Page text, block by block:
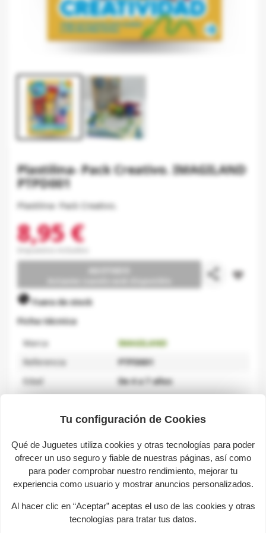
Plastilina- Pack Creativo. IMAGILAND
PTPD001
Plastilina- Pack Creativo.
8,95 €
share
favorite_border
Fuera de stock
Ficha técnica
Marca
IMAGILAND
Referencia
PTPD001
Edad
De 4 a 7 años
Descripción
Plastilina- Pack Creativo.
Juega y diviértete con este pack de 5 botes de plastilina,
divertidas actividades.
Tu configuración de Cookies
Qué de Juguetes utiliza cookies y otras tecnologías para poder
ofrecer un uso seguro y fiable de nuestras páginas, así como
para poder comprobar nuestro rendimiento, mejorar tu
experiencia como usuario y mostrar anuncios personalizados.
Al hacer clic en “Aceptar” aceptas el uso de las cookies y otras
tecnologías para tratar tus datos.